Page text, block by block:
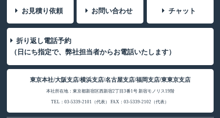
お見積り依頼 お問い合わせ チャット
折り返し電話予約
（日にち指定で、弊社担当者からお電話いたします）
東京本社/大阪支店/横浜支店/名古屋支店/福岡支店/東東京支店
本社所在地：東京都新宿区西新宿2丁目3番1号 新宿モノリス19階
TEL：03-5339-2101（代表） FAX：03-5339-2102（代表）